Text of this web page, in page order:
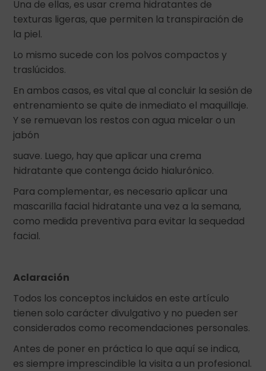
Una de ellas, es usar crema hidratantes de
texturas ligeras, que permiten la transpiración de
la piel.
Lo mismo sucede con los polvos compactos y
traslúcidos.
En ambos casos, es vital que al concluir la sesión de
entrenamiento se quite de inmediato el maquillaje.
Y se remuevan los restos con agua micelar o un
jabón
suave. Luego, hay que aplicar una crema
hidratante que contenga ácido hialurónico.
Para complementar, es necesario aplicar una
mascarilla facial hidratante una vez a la semana,
como medida preventiva para evitar la sequedad
facial.
Aclaración
Todos los conceptos incluidos en este artículo
tienen solo carácter divulgativo y no pueden ser
considerados como recomendaciones personales.
Antes de poner en práctica lo que aquí se indica,
es siempre imprescindible la visita a un profesional.